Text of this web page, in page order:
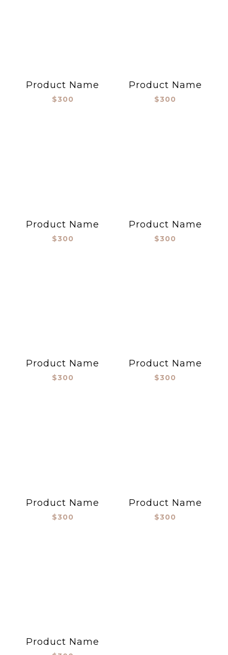
Product Name
$300
Product Name
$300
Product Name
$300
Product Name
$300
Product Name
$300
Product Name
$300
Product Name
$300
Product Name
$300
Product Name